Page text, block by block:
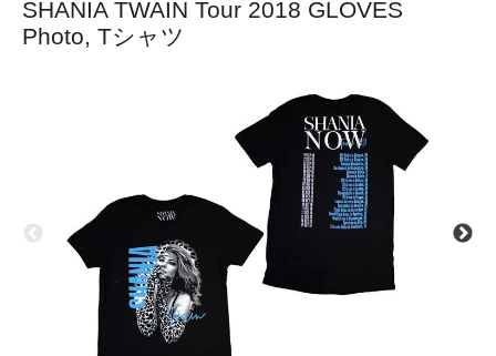
SHANIA TWAIN Tour 2018 GLOVES
Photo, Tシャツ